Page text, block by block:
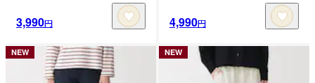
3,990円 4,990円
NEW NEW